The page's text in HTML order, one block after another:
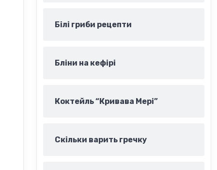
Білі гриби рецепти
Бліни на кефірі
Коктейль “Кривава Мері”
Скільки варить гречку